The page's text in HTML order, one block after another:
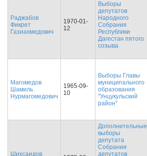
Раджабов
Фикрет
Газиахмедович
1970-01-
12
Выборы
депутатов
Народного
Собрания
Республики
Дагестан пятого
созыва
Магомедов
Шамиль
Нурмагомедович
1965-09-
10
Выборы Главы
муниципального
образования
"Унцукульский
район"
Шихсаидов
Дополнительные
выборы
депутата
Собрания
депутатов